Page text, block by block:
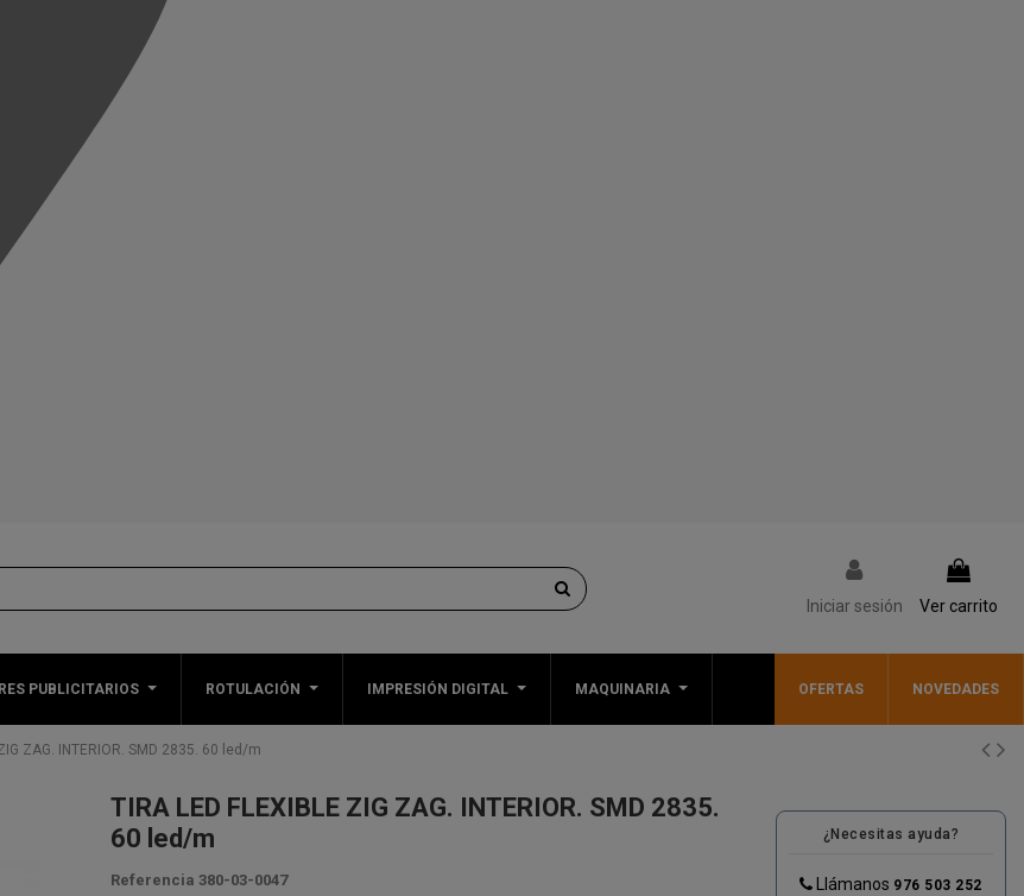
Iniciar sesión Ver carrito
PUBLICITARIOS ROTULACIÓN IMPRESIÓN DIGITAL MAQUINARIA OFERTAS NOVEDADES
ZAG. INTERIOR. SMD 2835. 60 led/m
TIRA LED FLEXIBLE ZIG ZAG. INTERIOR. SMD 2835.
60 led/m
Referencia 380-03-0047
¿Necesitas ayuda?
Llámanos 976 503 252